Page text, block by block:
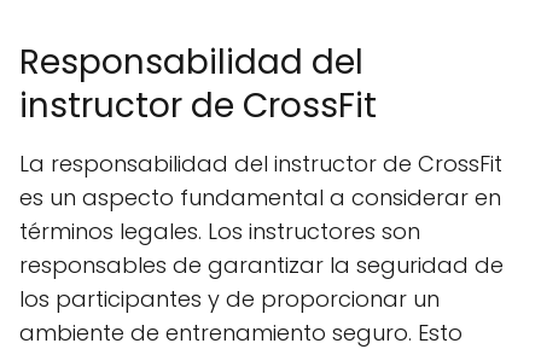
Responsabilidad del
instructor de CrossFit
La responsabilidad del instructor de CrossFit
es un aspecto fundamental a considerar en
términos legales. Los instructores son
responsables de garantizar la seguridad de
los participantes y de proporcionar un
ambiente de entrenamiento seguro. Esto